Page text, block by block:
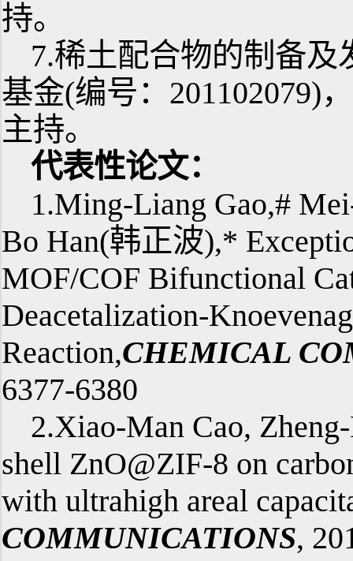
持。
7.稀土配合物的制备
基金(编号：201102079)
主持。
代表性论文：
1.Ming-Liang Gao,#
Bo Han(韩正波),*
MOF/COF Bifunctional
Deacetalization-
Reaction,CHEMICAL
6377-6380
2.Xiao-Man Cao,
shell ZnO@ZIF-8 on
with ultrahigh areal
COMMUNICATIONS,